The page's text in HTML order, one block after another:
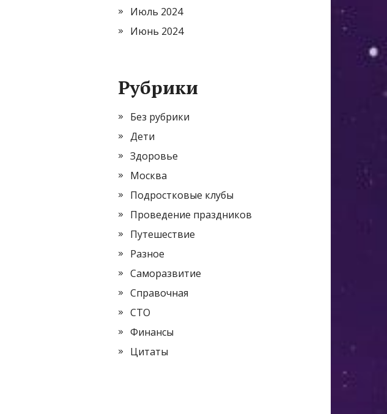
Июль 2024
Июнь 2024
Рубрики
Без рубрики
Дети
Здоровье
Москва
Подростковые клубы
Проведение праздников
Путешествие
Разное
Саморазвитие
Справочная
СТО
Финансы
Цитаты